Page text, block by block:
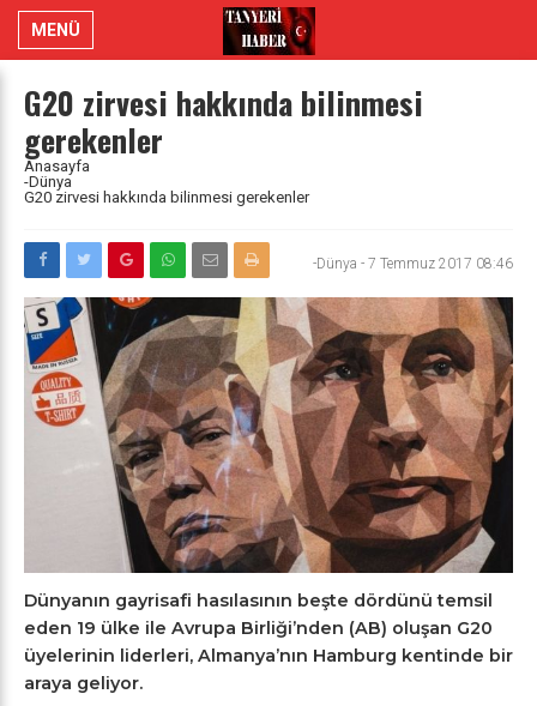
MENÜ
G20 zirvesi hakkında bilinmesi
gerekenler
Anasayfa
-Dünya
G20 zirvesi hakkında bilinmesi gerekenler
-Dünya - 7 Temmuz 2017 08:46
Dünyanın gayrisafi hasılasının beşte dördünü temsil
eden 19 ülke ile Avrupa Birliği’nden (AB) oluşan G20
üyelerinin liderleri, Almanya’nın Hamburg kentinde bir
araya geliyor.